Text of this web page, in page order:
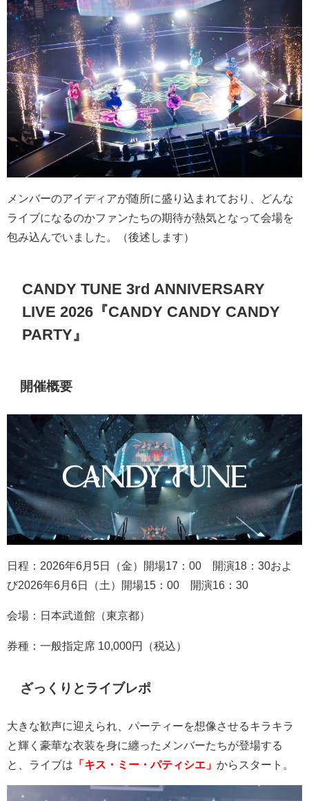
メンバーのアイディアが随所に盛り込まれており、どんな
ライブになるのかファンたちの期待が熱気となって会場を
包み込んでいました。（後述します）
CANDY TUNE 3rd ANNIVERSARY
LIVE 2026 『CANDY CANDY CANDY
PARTY 』
開催概要
日程： 2026年6 月 5日（金）開場17 ： 00 開演18 ： 30およ
び2026年6 月 6日（土）開場15 ： 00 開演16 ： 30
会場：日本武道館（東京都）
券種：一般指定席 10,000円（税込）
ざっくりとライブレポ
大きな歓声に迎えられ、パーティーを想像させるキラキラ
と輝く豪華な衣装を身に纏ったメンバーたちが登場する
と、ライブは 「キス・ミー・パティシエ」 からスタート。